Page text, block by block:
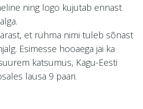
ning logo kujutab ennast
et rühma nimi tuleb sõnast
Esimesse hooaega jäi ka
katsumus, Kagu-Eesti
lausa 9 paari.